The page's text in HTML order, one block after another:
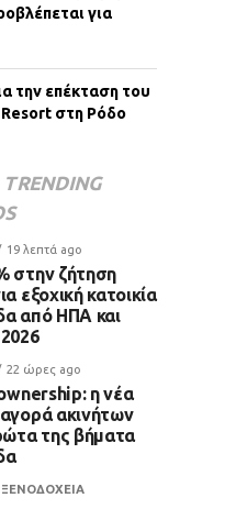
για
την επέκταση του
στη Ρόδο
TRENDING
19 λεπτά ago
στην ζήτηση
εξοχική κατοικία
από ΗΠΑ και
22 ώρες ago
η νέα
ακινήτων
της βήματα